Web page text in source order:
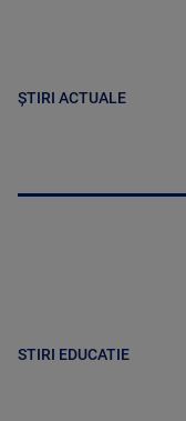
ȘTIRI ACTUALE
STIRI EDUCATIE